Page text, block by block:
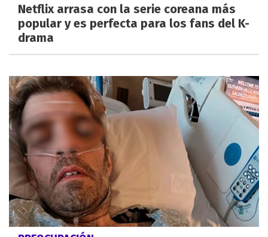
Netflix arrasa con la serie coreana más
popular y es perfecta para los fans del K-
drama